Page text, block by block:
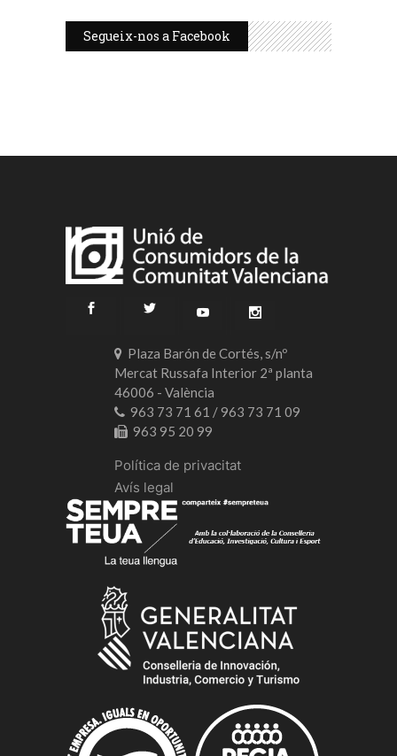
Segueix-nos a Facebook
Plaza Barón de Cortés, s/nº
Mercat Russafa Interior 2ª planta
46006 - València
963 73 71 61 / 963 73 71 09
963 95 20 99
Política de privacitat
Avís legal